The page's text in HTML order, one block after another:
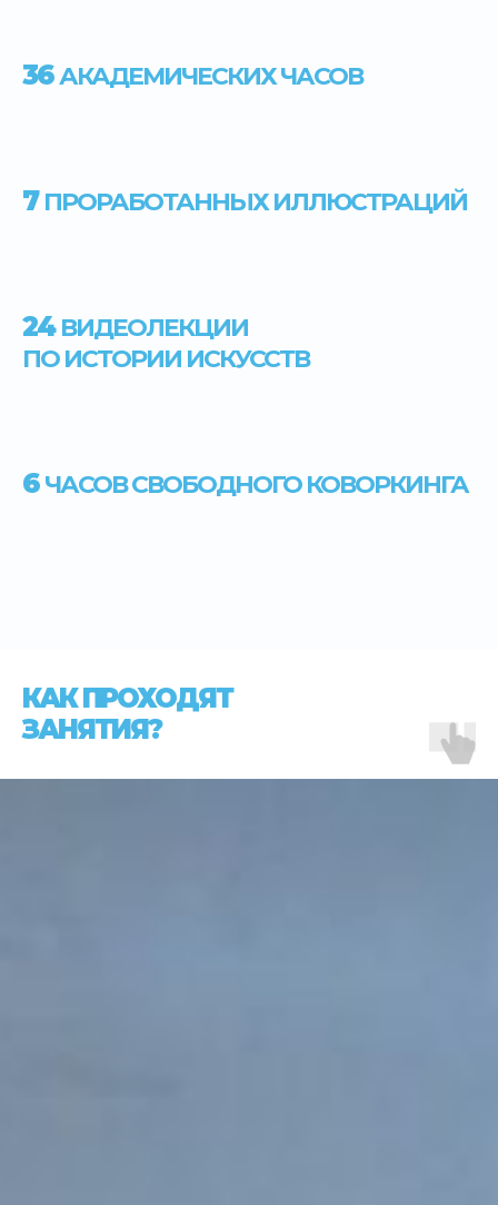
36АКАДЕМИЧЕСКИХ ЧАСОВ
7 ПРОРАБОТАННЫХ ИЛЛЮСТРАЦИЙ
24 ВИДЕОЛЕКЦИИ
ПО ИСТОРИИ ИСКУССТВ
6 ЧАСОВ СВОБОДНОГО КОВОРКИНГА
КАК ПРОХОДЯТ
ЗАНЯТИЯ?